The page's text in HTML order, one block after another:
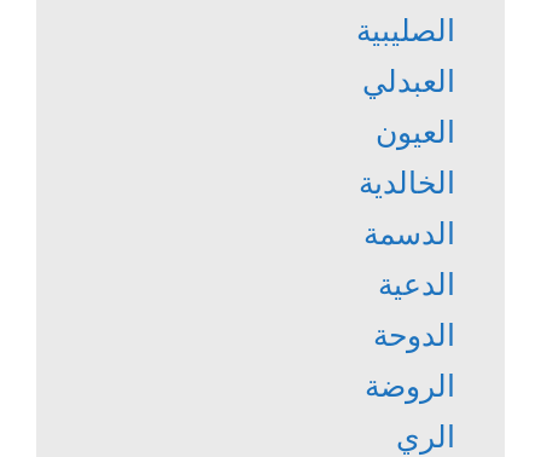
الصليبية
العبدلي
العيون
الخالدية
الدسمة
الدعية
الدوحة
الروضة
الري